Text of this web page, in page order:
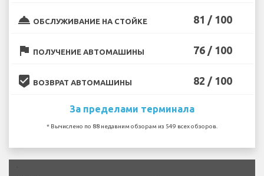
room_service ОБСЛУЖИВАНИЕ НА СТОЙКЕ 81 / 100
flag ПОЛУЧЕНИЕ АВТОМАШИНЫ 76 / 100
beenhere ВОЗВРАТ АВТОМАШИНЫ 82 / 100
За пределами терминала
* Вычислено по 88 недавним обзорам из 549 всех обзоров.